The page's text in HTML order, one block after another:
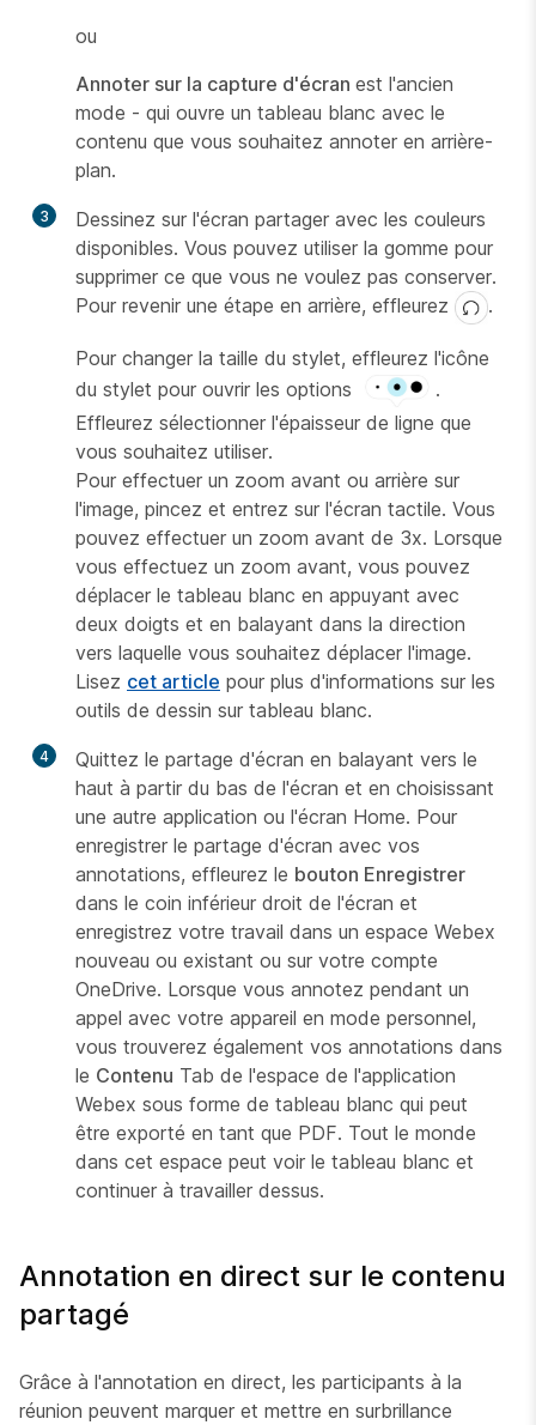
ou
Annoter sur la capture d'écran est l'ancien
mode - qui ouvre un tableau blanc avec le
contenu que vous souhaitez annoter en arrière-
plan.
3
Dessinez sur l'écran partager avec les couleurs
disponibles. Vous pouvez utiliser la gomme pour
supprimer ce que vous ne voulez pas conserver.
Pour revenir une étape en arrière, effleurez
.
Pour changer la taille du stylet, effleurez l'icône
du stylet pour ouvrir les options
.
Effleurez sélectionner l'épaisseur de ligne que
vous souhaitez utiliser.
Pour effectuer un zoom avant ou arrière sur
l'image, pincez et entrez sur l'écran tactile. Vous
pouvez effectuer un zoom avant de 3x. Lorsque
vous effectuez un zoom avant, vous pouvez
déplacer le tableau blanc en appuyant avec
deux doigts et en balayant dans la direction
vers laquelle vous souhaitez déplacer l'image.
Lisez cet article pour plus d'informations sur les
outils de dessin sur tableau blanc.
4
Quittez le partage d'écran en balayant vers le
haut à partir du bas de l'écran et en choisissant
une autre application ou l'écran Home. Pour
enregistrer le partage d'écran avec vos
annotations, effleurez le bouton Enregistrer
dans le coin inférieur droit de l'écran et
enregistrez votre travail dans un espace Webex
nouveau ou existant ou sur votre compte
OneDrive. Lorsque vous annotez pendant un
appel avec votre appareil en mode personnel,
vous trouverez également vos annotations dans
le Contenu Tab de l'espace de l'application
Webex sous forme de tableau blanc qui peut
être exporté en tant que PDF. Tout le monde
dans cet espace peut voir le tableau blanc et
continuer à travailler dessus.
Annotation en direct sur le contenu
partagé
Grâce à l'annotation en direct, les participants à la
réunion peuvent marquer et mettre en surbrillance